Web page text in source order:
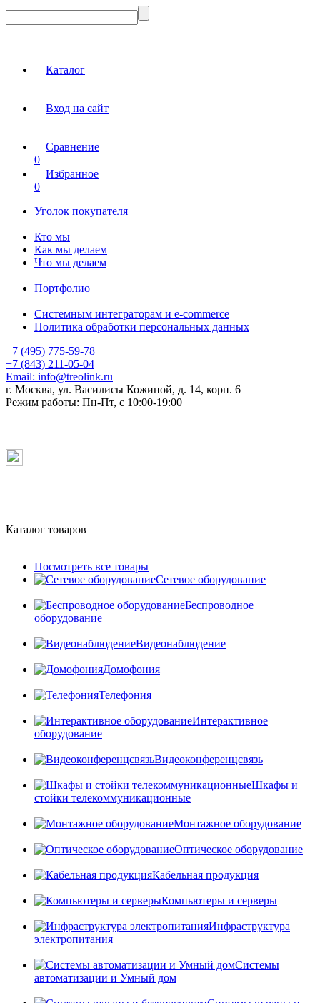
Каталог
Вход на сайт
Сравнение
0
Избранное
0
Уголок покупателя
Кто мы
Как мы делаем
Что мы делаем
Портфолио
Системным интеграторам и e-commerce
Политика обработки персональных данных
+7 (495) 775-59-78
+7 (843) 211-05-04
Email: info@treolink.ru
г. Москва, ул. Василисы Кожиной, д. 14, корп. 6
Режим работы: Пн-Пт, с 10:00-19:00
Каталог товаров
Посмотреть все товары
Сетевое оборудование
Беспроводное
оборудование
Видеонаблюдение
Домофония
Телефония
Интерактивное
оборудование
Видеоконференцсвязь
Шкафы и
стойки телекоммуникационные
Монтажное оборудование
Оптическое оборудование
Кабельная продукция
Компьютеры и серверы
Инфраструктура
электропитания
Системы
автоматизации и Умный дом